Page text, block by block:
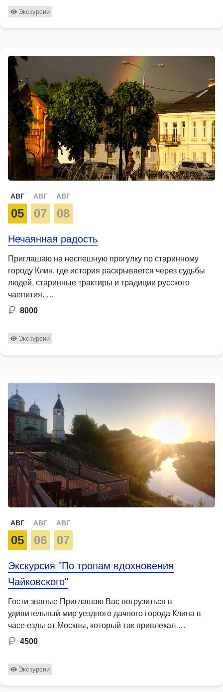
Экскурсии
АВГ
05
АВГ
07
АВГ
08
Нечаянная радость
Приглашаю на неспешную прогулку по старинному
городу Клин, где история раскрывается через судьбы
людей, старинные трактиры и традиции русского
чаепития. …
8000
Экскурсии
АВГ
05
АВГ
06
АВГ
07
Экскурсия "По тропам вдохновения
Чайковского"
Гости званые Приглашаю Вас погрузиться в
удивительный мир уездного дачного города Клина в
часе езды от Москвы, который так привлекал …
4500
Экскурсии